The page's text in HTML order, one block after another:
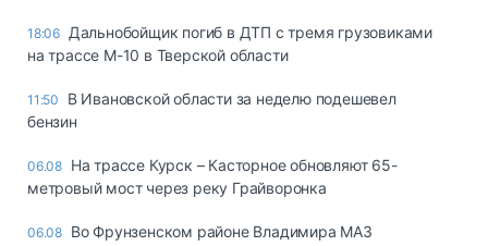
18:06 Дальнобойщик погиб в ДТП с тремя грузовиками
на трассе М-10 в Тверской области
11:50
В Ивановской области за неделю подешевел
бензин
06.08 На трассе Курск – Касторное обновляют 65-
метровый мост через реку Грайворонка
06.08 Во Фрунзенском районе Владимира МАЗ